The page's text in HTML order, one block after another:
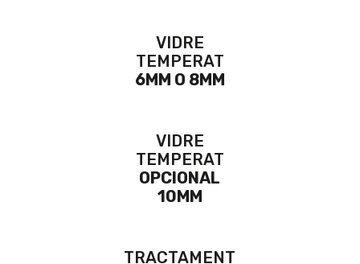
VIDRE
TEMPERAT
6MM O 8MM
VIDRE
TEMPERAT
OPCIONAL
10MM
TRACTAMENT